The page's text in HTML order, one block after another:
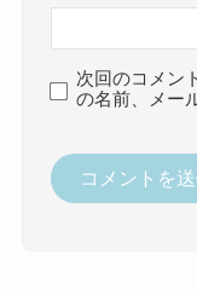
次回のコメン
の名前、メー